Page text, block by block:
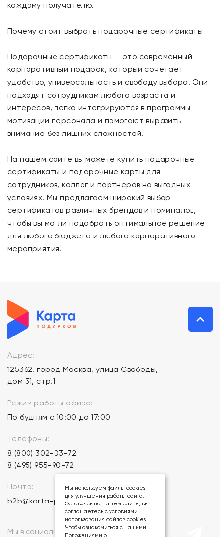
каждому получателю.
Почему стоит выбрать подарочные сертификаты
Подарочные сертификаты — это современный
корпоративный подарок, который сочетает
удобство, универсальность и свободу выбора. Они
подходят сотрудникам любого возраста и
интересов, легко интегрируются в программы
мотивации персонала и помогают выразить
внимание без лишних сложностей.
На нашем сайте вы можете купить подарочные
сертификаты и подарочные карты для
сотрудников, коллег и партнеров на выгодных
условиях. Мы предлагаем широкий выбор
сертификатов различных брендов и номиналов,
чтобы вы могли подобрать оптимальное решение
для любого бюджета и любого корпоративного
мероприятия.
Адрес:
125362, город Москва, улица Свободы,
дом 31, стр.1
Режим работы офиса:
По будням с 10:00 до 17:00
Телефоны:
8 (800) 302-03-72
8 (495) 955-90-72
Почта:
b2b@karta-podarkov.ru
Мы в социальных сетях:
Мы используем файлы cookies
для улучшения работы сайта.
Оставаясь на нашем сайте, вы
соглашаетесь с условиями
использования файлов cookies.
Чтобы ознакомиться с нашими
Положениями о